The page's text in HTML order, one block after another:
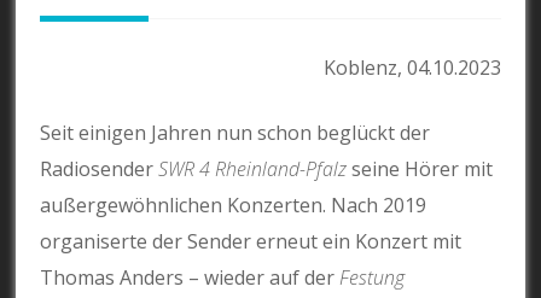
Koblenz, 04.10.2023
Seit einigen Jahren nun schon beglückt der
RadiosenderSWR 4 Rheinland-Pfalzseine Hörer mit
außergewöhnlichen Konzerten. Nach 2019
organiserte der Sender erneut ein Konzert mit
Thomas Anders – wieder auf der Festung